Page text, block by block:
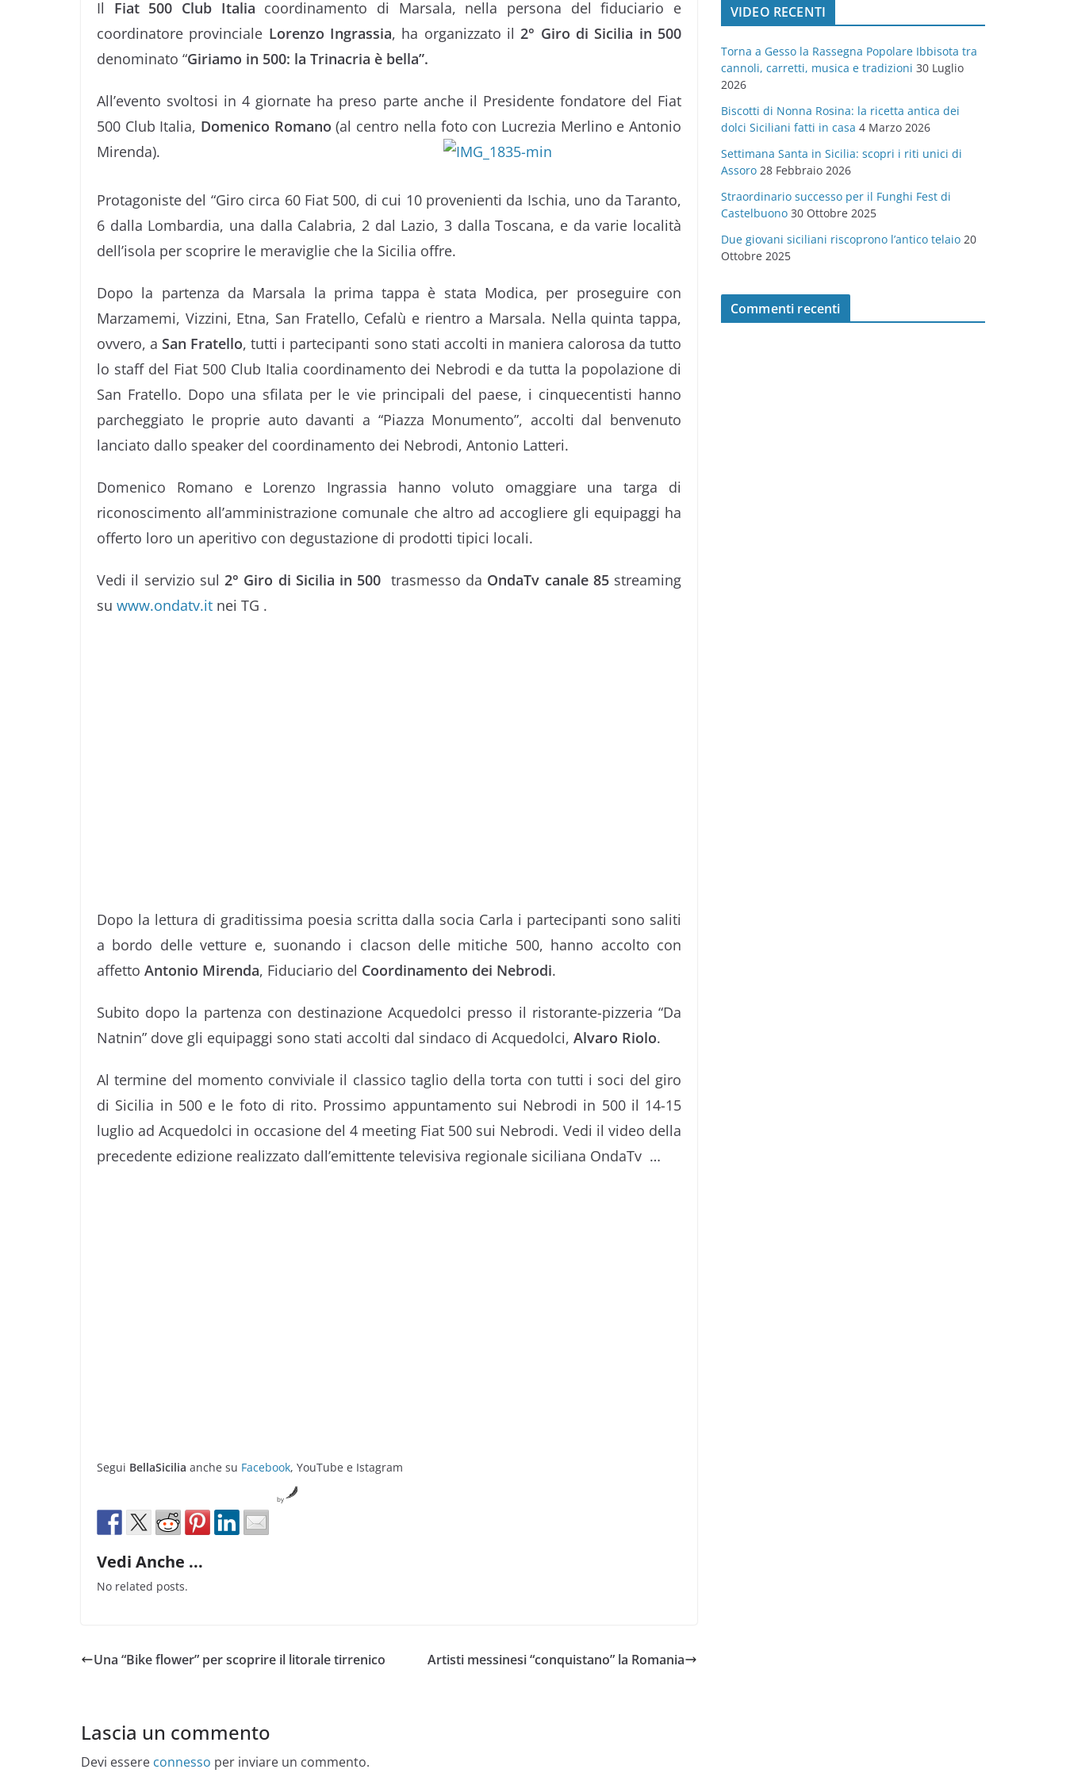
Il Fiat 500 Club Italia coordinamento di Marsala, nella persona del fiduciario e
coordinatore provinciale Lorenzo Ingrassia, ha organizzato il2° Giro di Sicilia in 500
denominato “Giriamo in 500: la Trinacria è bella”.
All’evento svoltosi in 4 giornate ha preso parte anche il Presidente fondatore del Fiat
500 Club Italia, Domenico Romano (al centro nella foto con Lucrezia Merlino e Antonio
Mirenda).
Protagoniste del “Giro circa 60 Fiat 500, di cui 10 provenienti da Ischia, uno da Taranto,
6 dalla Lombardia, una dalla Calabria, 2 dal Lazio, 3 dalla Toscana, e da varie località
dell’isola per scoprire le meraviglie che la Sicilia offre.
Dopo la partenza da Marsala la prima tappa è stata Modica, per proseguire con
Marzamemi, Vizzini, Etna, San Fratello, Cefalù e rientro a Marsala. Nella quinta tappa,
ovvero, aSan Fratello, tutti i partecipanti sono stati accolti in maniera calorosa da tutto
lo staff del Fiat 500 Club Italia coordinamento dei Nebrodi e da tutta la popolazione di
San Fratello. Dopo una sfilata per le vie principali del paese, i cinquecentisti hanno
parcheggiato le proprie auto davanti a “Piazza Monumento”, accolti dal benvenuto
lanciato dallo speaker del coordinamento dei Nebrodi, Antonio Latteri.
Domenico Romano e Lorenzo Ingrassia hanno voluto omaggiare una targa di
riconoscimento all’amministrazione comunale che altro ad accogliere gli equipaggi ha
offerto loro un aperitivo con degustazione di prodotti tipici locali.
Vedi il servizio sul 2° Giro di Sicilia in 500 trasmesso da OndaTv canale 85streaming
su www.ondatv.it nei TG .
Dopo la lettura di graditissima poesia scritta dalla socia Carla i partecipanti sono saliti
a bordo delle vetture e, suonando i clacson delle mitiche 500, hanno accolto con
affetto Antonio Mirenda, Fiduciario del Coordinamento dei Nebrodi.
Subito dopo la partenza con destinazione Acquedolci presso il ristorante-pizzeria “Da
Natnin” dove gli equipaggi sono stati accolti dal sindaco di Acquedolci, Alvaro Riolo.
Al termine del momento conviviale il classico taglio della torta con tutti i soci del giro
di Sicilia in 500 e le foto di rito. Prossimo appuntamento sui Nebrodi in 500 il 14-15
luglio ad Acquedolci in occasione del 4 meeting Fiat 500 sui Nebrodi. Vedi il video della
precedente edizione realizzato dall’emittente televisiva regionale siciliana OndaTv …
Segui BellaSicilia anche su Facebook, YouTube e Istagram
by
Vedi Anche ...
No related posts.
Una “Bike flower” per scoprire il litorale tirrenico Artisti messinesi “conquistano” la Romania
Lascia un commento
Devi essere connesso per inviare un commento.
o
r
e
VIDEO RECENTI
Torna a Gesso la Rassegna Popolare Ibbisota tra
cannoli, carretti, musica e tradizioni 30 Luglio
2026
Biscotti di Nonna Rosina: la ricetta antica dei
dolci Siciliani fatti in casa 4 Marzo 2026
Settimana Santa in Sicilia: scopri i riti unici di
Assoro 28 Febbraio 2026
Straordinario successo per il Funghi Fest di
Castelbuono 30 Ottobre 2025
Due giovani siciliani riscoprono l’antico telaio 20
Ottobre 2025
Commenti recenti